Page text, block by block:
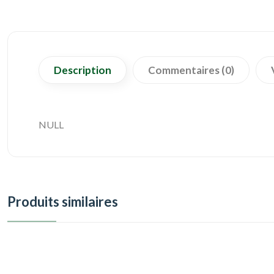
Description Commentaires (0)
NULL
Produits similaires